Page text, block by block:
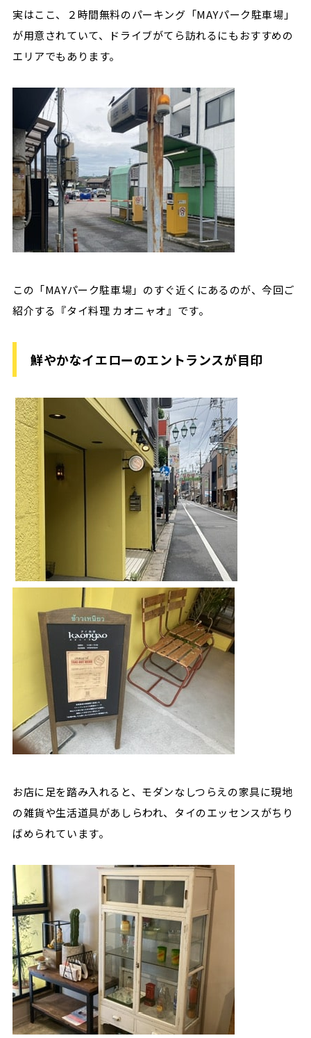
実はここ、２時間無料のパーキング「MAYパーク駐車場」
が用意されていて、ドライブがてら訪れるにもおすすめの
エリアでもあります。
この「MAYパーク駐車場」のすぐ近くにあるのが、今回ご
紹介する『タイ料理 カオニャオ』です。
鮮やかなイエローのエントランスが目印
お店に足を踏み入れると、モダンなしつらえの家具に現地
の雑貨や生活道具があしらわれ、タイのエッセンスがちり
ばめられています。